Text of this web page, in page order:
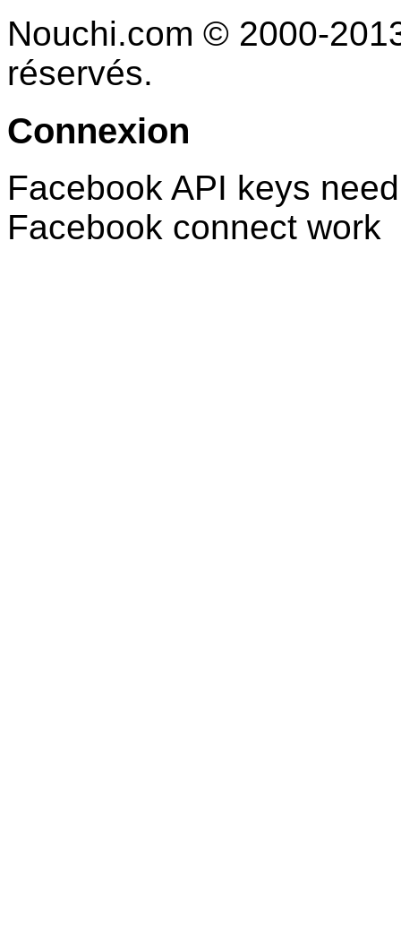
Nouchi.com © 2000-
réservés.
Connexion
Facebook API keys
Facebook connect work